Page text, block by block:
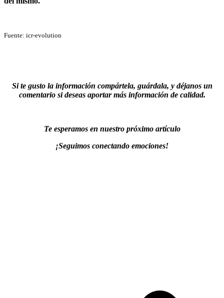
Fuente: icr-evolution
Si te gusto la información compártela, guárdala, y déjanos un
comentario si deseas aportar más información de calidad.
Te esperamos en nuestro próximo artículo
¡Seguimos conectando emociones!